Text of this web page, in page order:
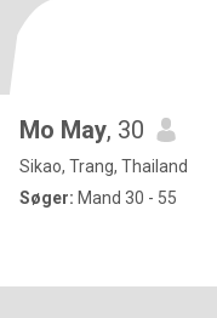
Mo May, 30
Sikao, Trang, Thailand
Søger: Mand 30 - 55